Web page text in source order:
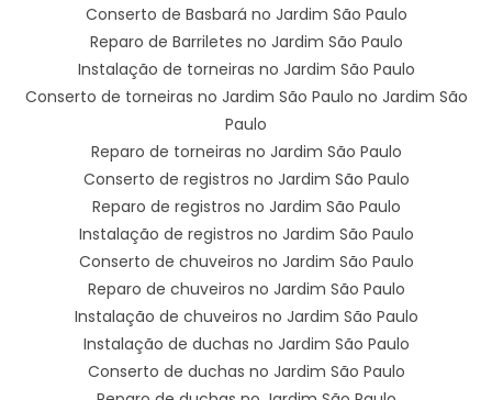
Conserto de Basbará no Jardim São Paulo
Reparo de Barriletes no Jardim São Paulo
Instalação de torneiras no Jardim São Paulo
Conserto de torneiras no Jardim São Paulo no Jardim São
Paulo
Reparo de torneiras no Jardim São Paulo
Conserto de registros no Jardim São Paulo
Reparo de registros no Jardim São Paulo
Instalação de registros no Jardim São Paulo
Conserto de chuveiros no Jardim São Paulo
Reparo de chuveiros no Jardim São Paulo
Instalação de chuveiros no Jardim São Paulo
Instalação de duchas no Jardim São Paulo
Conserto de duchas no Jardim São Paulo